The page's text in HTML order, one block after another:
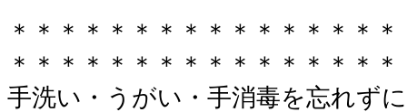
＊＊＊＊＊＊＊＊＊＊＊＊＊＊＊
＊＊＊＊＊＊＊＊＊＊＊＊＊＊＊＊
手洗い・うがい・手消毒を忘れず